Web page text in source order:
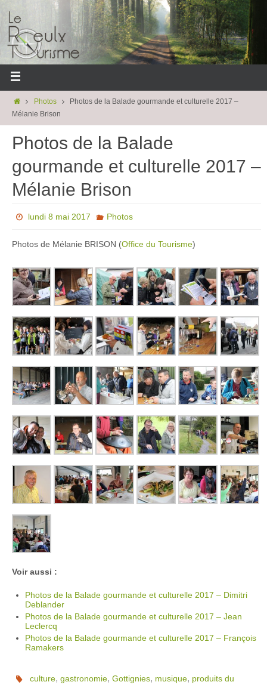
Photos
Photos de la Balade gourmande et culturelle 2017 –
Mélanie Brison
Photos de la Balade
gourmande et culturelle 2017 –
Mélanie Brison
lundi 8 mai 2017 Photos
Photos de Mélanie BRISON (Office du Tourisme)
Voir aussi :
Photos de la Balade gourmande et culturelle 2017 – Dimitri
Deblander
Photos de la Balade gourmande et culturelle 2017 – Jean
Leclercq
Photos de la Balade gourmande et culturelle 2017 – François
Ramakers
culture,gastronomie,Gottignies, musique, produits du